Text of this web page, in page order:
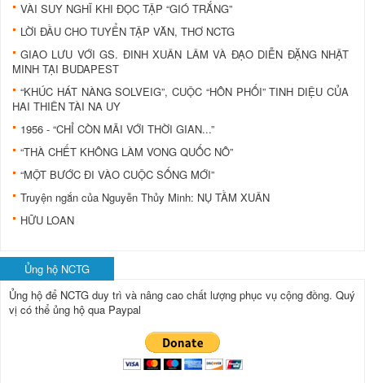
VÀI SUY NGHĨ KHI ĐỌC TẬP “GIÓ TRẮNG”
LỜI ĐẦU CHO TUYỂN TẬP VĂN, THƠ NCTG
GIAO LƯU VỚI GS. ĐINH XUÂN LÂM VÀ ĐẠO DIỄN ĐẶNG NHẬT
MINH TẠI BUDAPEST
“KHÚC HÁT NÀNG SOLVEIG”, CUỘC “HÔN PHỐI” TINH DIỆU CỦA
HAI THIÊN TÀI NA UY
1956 - “CHỈ CÒN MÃI VỚI THỜI GIAN...”
“THÀ CHẾT KHÔNG LÀM VONG QUỐC NÔ”
“MỘT BƯỚC ĐI VÀO CUỘC SỐNG MỚI”
Truyện ngắn của Nguyễn Thủy Minh: NỤ TẦM XUÂN
HỮU LOAN
Ủng hộ NCTG
Ủng hộ để NCTG duy trì và nâng cao chất lượng phục vụ cộng đồng. Quý
vị có thể ủng hộ qua Paypal